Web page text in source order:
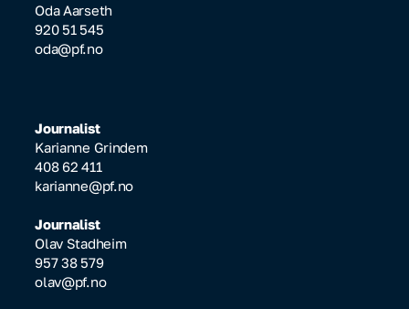
Oda Aarseth
920 51 545
oda@pf.no
Journalist
Karianne Grindem
408 62 411
karianne@pf.no
Journalist
Olav Stadheim
957 38 579
olav@pf.no